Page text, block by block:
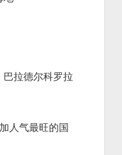
拉德尔科罗拉
人气最旺的国